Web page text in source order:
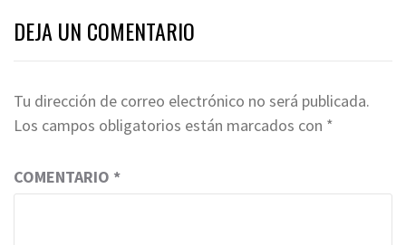
DEJA UN COMENTARIO
Tu dirección de correo electrónico no será publicada.
Los campos obligatorios están marcados con *
COMENTARIO *